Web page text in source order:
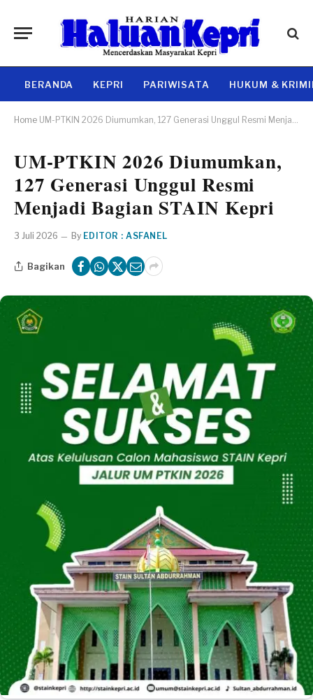
BERANDA KEPRI PARIWISATA HUKUM &
Home UM-PTKIN 2026 Diumumkan, 127 Generasi Unggul Resmi Menjadi Bagian STAIN Kepri
UM-PTKIN 2026 Diumumkan,
127 Generasi Unggul Resmi
Menjadi Bagian STAIN Kepri
3 Juli 2026 By EDITOR : ASFANEL
Bagikan